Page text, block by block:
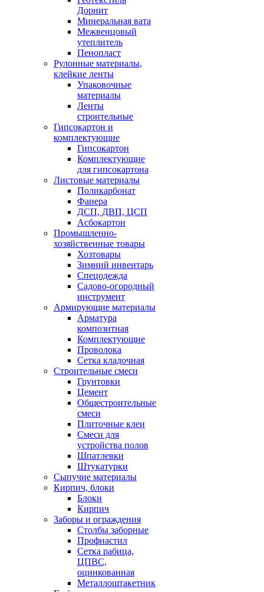
Дорнит
Минеральная вата
Межвенцовый
утеплитель
Пенопласт
Рулонные материалы,
клейкие ленты
Упаковочные
материалы
Ленты
строительные
Гипсокартон и
комплектующие
Гипсокартон
Комплектующие
для гипсокартона
Листовые материалы
Поликарбонат
Фанера
ДСП, ДВП, ЦСП
Асбокартон
Промышленно-
хозяйственные товары
Хозтовары
Зимний инвентарь
Спецодежда
Садово-огородный
инструмент
Армирующие материалы
Арматура
композитная
Комплектующие
Проволока
Сетка кладочная
Строительные смеси
Грунтовки
Цемент
Общестроительные
смеси
Плиточные клеи
Смеси для
устройства полов
Шпатлевки
Штукатурки
Сыпучие материалы
Кирпич, блоки
Блоки
Кирпич
Заборы и ограждения
Столбы заборные
Профнастил
Сетка рабица,
ЦПВС,
оцинкованная
Металлоштакетник